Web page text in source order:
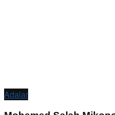
Adalar